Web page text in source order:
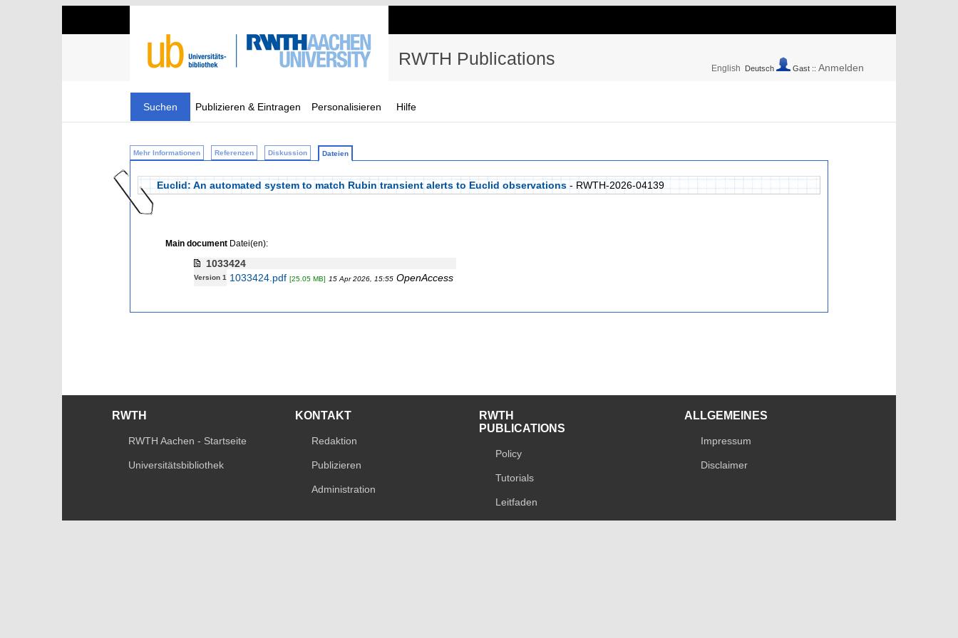
RWTH Publications English Deutsch Gast :: Anmelden
Suchen Publizieren & Eintragen Personalisieren Hilfe
Mehr Informationen Referenzen Diskussion Dateien
Euclid: An automated system to match Rubin transient alerts to Euclid observations - RWTH-2026-04139
Main documentDatei(en):
1033424
Version 1 1033424.pdf [25.05 MB] 15 Apr 2026, 15:55 OpenAccess
RWTH
RWTH Aachen - Startseite
Universitätsbibliothek
KONTAKT
Redaktion
Publizieren
Administration
RWTH
PUBLICATIONS
Policy
Tutorials
Leitfaden
ALLGEMEINES
Impressum
Disclaimer